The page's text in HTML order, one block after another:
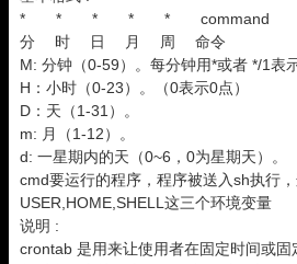
* * * * * command
分 时 日 月 周 命令
M: 分钟（0-59）。每分钟用*或者 */1表
H：小时（0-23）。（0表示0点）
D：天（1-31）。
m: 月（1-12）。
d: 一星期内的天（0~6，0为星期天）。
cmd要运行的程序，程序被送入sh执行
USER,HOME,SHELL这三个环境变量
说明 :
crontab 是用来让使用者在固定时间或固